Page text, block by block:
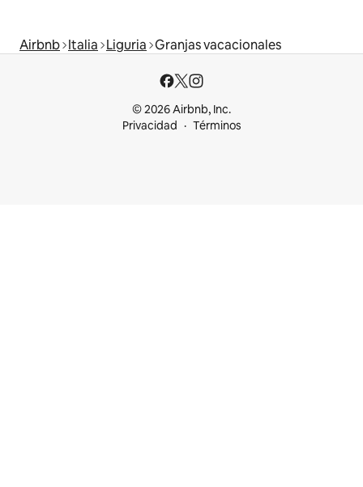
Airbnb Italia Liguria Granjas vacacionales
© 2026 Airbnb, Inc.
Privacidad
Términos